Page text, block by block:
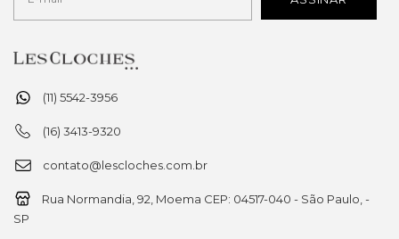
(11) 5542-3956
(16) 3413-9320
contato@lescloches.com.br
Rua Normandia, 92, Moema CEP: 04517-040 - São Paulo, -
SP